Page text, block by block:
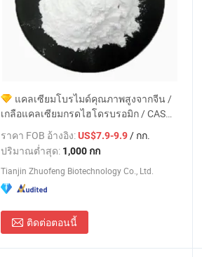
แคลเซียมโบรไมด์คุณภาพสูงจากจีน /
เกลือแคลเซียมกรดไฮโดรบรอมิก / CAS
ราคา FOB อ้างอิง:US$7.9-9.9/ กก.
ปริมาณต่ำสุด: 1,000 กก
Tianjin Zhuofeng Biotechnology Co., Ltd.
ติดต่อตอนนี้